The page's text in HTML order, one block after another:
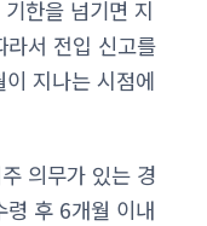
한을 넘기면 지
서 전입 신고를
지나는 시점에
의무가 있는 경
령 후 6개월 이내